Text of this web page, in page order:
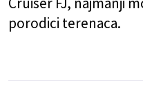
porodici terenaca.